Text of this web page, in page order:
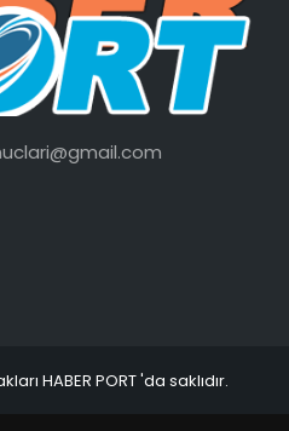
HABER PORT 'da saklıdır.